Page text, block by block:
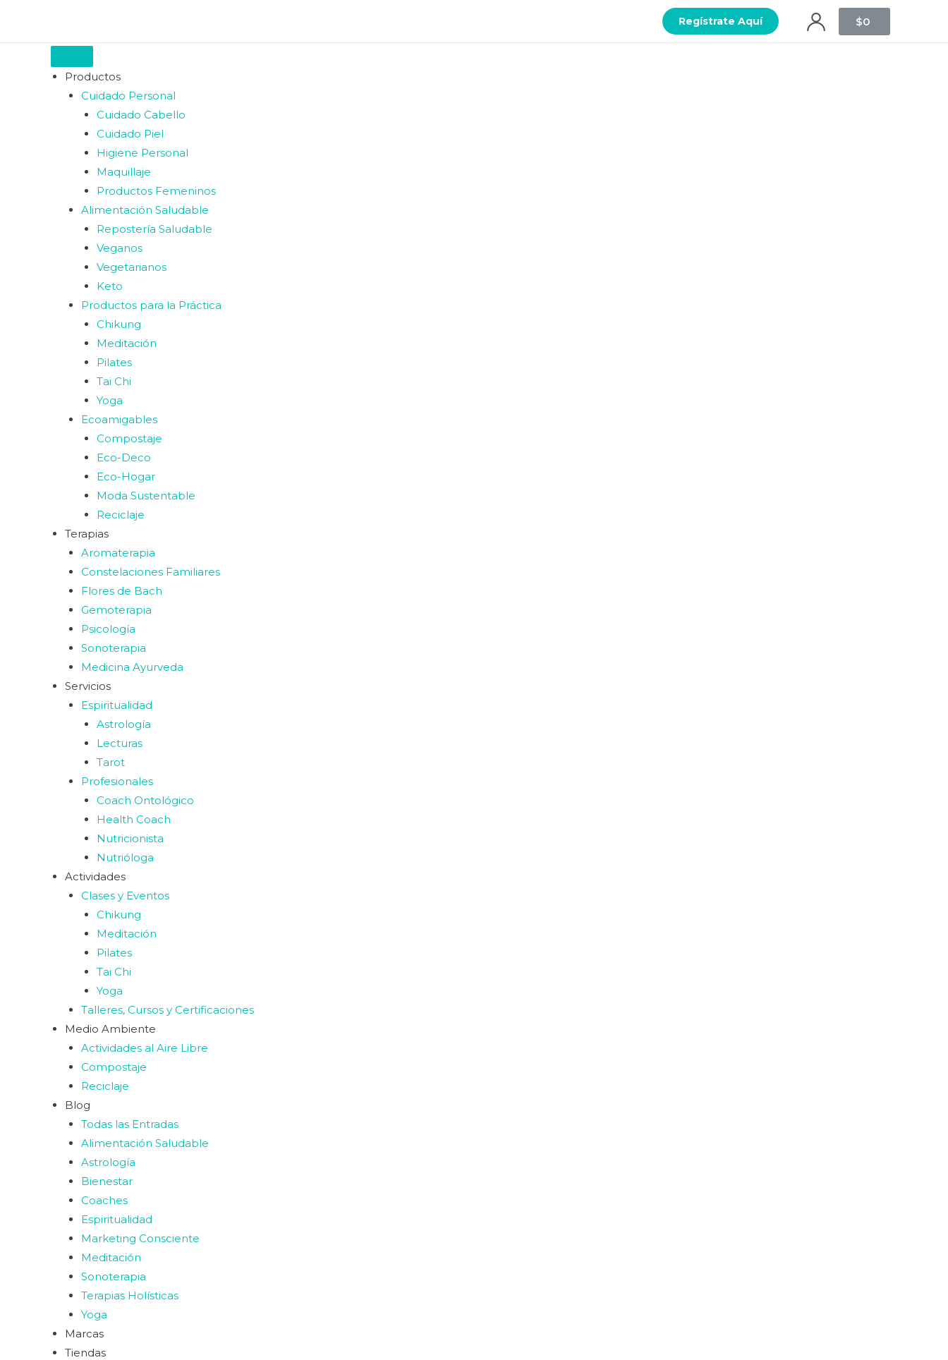
Regístrate Aquí $0
Productos
Cuidado Personal
Cuidado Cabello
Cuidado Piel
Higiene Personal
Maquillaje
Productos Femeninos
Alimentación Saludable
Repostería Saludable
Veganos
Vegetarianos
Keto
Productos para la Práctica
Chikung
Meditación
Pilates
Tai Chi
Yoga
Ecoamigables
Compostaje
Eco-Deco
Eco-Hogar
Moda Sustentable
Reciclaje
Terapias
Aromaterapia
Constelaciones Familiares
Flores de Bach
Gemoterapia
Psicología
Sonoterapia
Medicina Ayurveda
Servicios
Espiritualidad
Astrología
Lecturas
Tarot
Profesionales
Coach Ontológico
Health Coach
Nutricionista
Nutrióloga
Actividades
Clases y Eventos
Chikung
Meditación
Pilates
Tai Chi
Yoga
Talleres, Cursos y Certificaciones
Medio Ambiente
Actividades al Aire Libre
Compostaje
Reciclaje
Blog
Todas las Entradas
Alimentación Saludable
Astrología
Bienestar
Coaches
Espiritualidad
Marketing Consciente
Meditación
Sonoterapia
Terapias Holísticas
Yoga
Marcas
Tiendas